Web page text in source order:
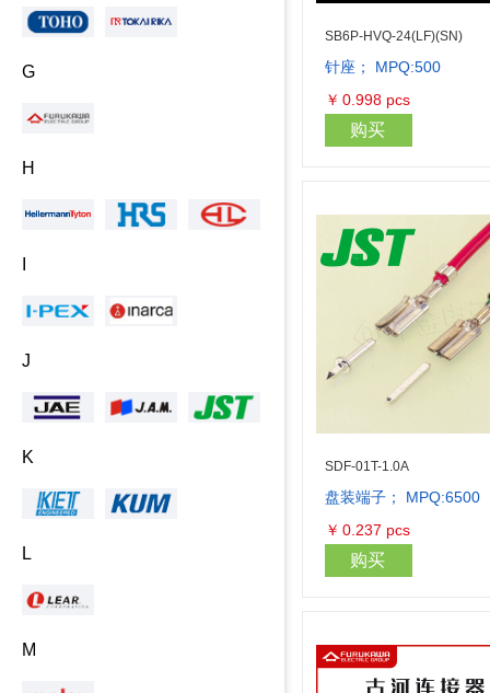
G
H
J
K
L
M
SB6P-HVQ-24(LF)(SN)
针座； MPQ:500
￥ 0.998 pcs
购买
SDF-01T-1.0A
盘装端子； MPQ:6500
￥ 0.237 pcs
购买